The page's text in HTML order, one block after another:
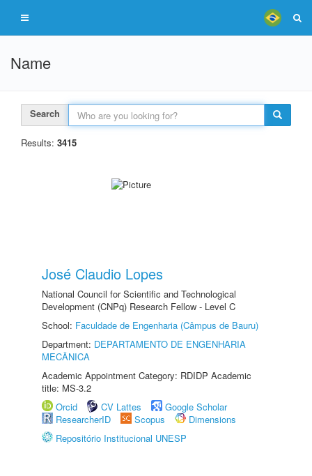
Name
Search
Results: 3415
José Claudio Lopes
National Council for Scientific and Technological
Development (CNPq) Research Fellow - Level C
School: Faculdade de Engenharia (Câmpus de Bauru)
Department: DEPARTAMENTO DE ENGENHARIA
MECÂNICA
Academic Appointment Category: RDIDP Academic
title: MS-3.2
Orcid
CV Lattes
Google Scholar
ResearcherID
Scopus
Dimensions
Repositório Institucional UNESP